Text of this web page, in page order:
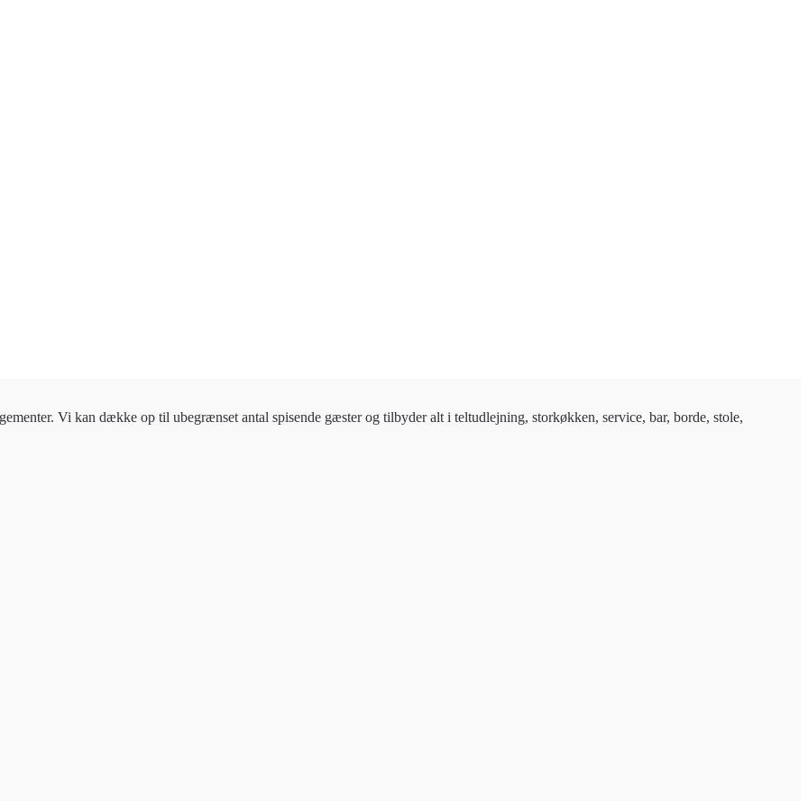
Vi kan dække op til ubegrænset antal spisende gæster og tilbyder alt i teltudlejning, storkøkken, service, bar, borde, stole,